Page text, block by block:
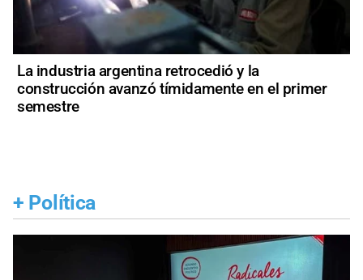
La industria argentina retrocedió y la
construcción avanzó tímidamente en el primer
semestre
+ Política